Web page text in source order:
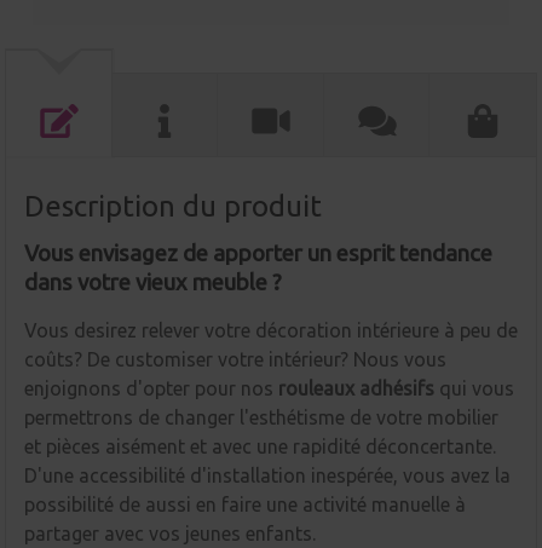
Description du produit
Vous envisagez de apporter un esprit tendance
dans votre vieux meuble ?
Vous desirez relever votre décoration intérieure à peu de
coûts? De customiser votre intérieur? Nous vous
enjoignons d'opter pour nos rouleaux adhésifs qui vous
permettrons de changer l'esthétisme de votre mobilier
et pièces aisément et avec une rapidité déconcertante.
D'une accessibilité d'installation inespérée, vous avez la
possibilité de aussi en faire une activité manuelle à
partager avec vos jeunes enfants.